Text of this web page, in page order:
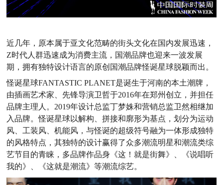
近几年，原本属于亚文化范畴的街头文化在国内发展迅速，
Z时代人群迅速成为消费主流，国潮品牌也迎来一波发展
期，拥有独特设计语言的原创国潮品牌怪诞星球脱颖而出。
怪诞星球FANTASTIC PLANET是诞生于河南的本土潮牌，
由插画艺术家、先锋导演卫哲于2016年在郑州创立，并担任
品牌主理人。2019年设计总监丁梦姝和营销总监卫然相继加
入品牌。怪诞星球以解构、拼接和廓形为基点，划分为运动
风、工装风、机能风，与怪诞的超级符号融为一体形成独特
的风格特点，其独特的设计赢得了众多潮流明星和潮流类综
艺节目的青睐，多品牌作品身《这！就是街舞》、《说唱听
我的》、《这就是潮流》等潮流综艺。